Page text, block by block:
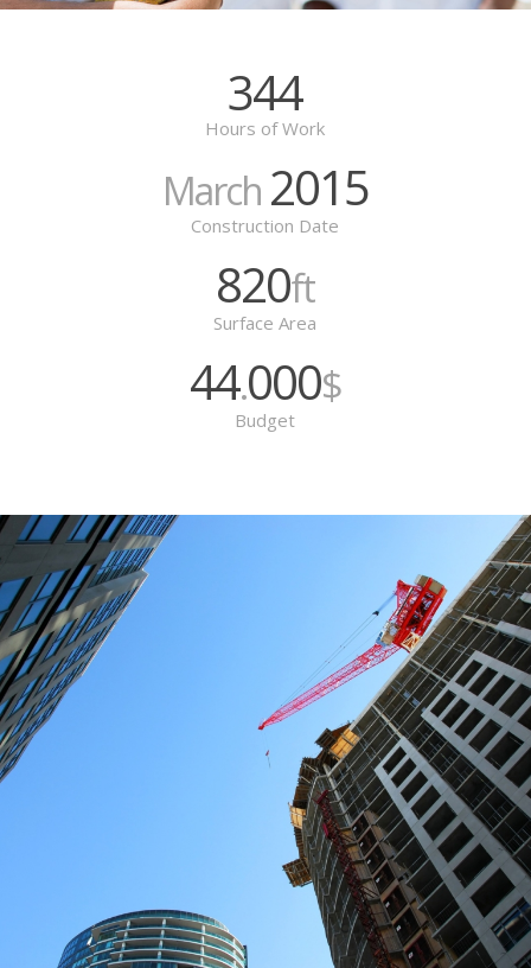
344
Hours of Work
March 2015
Construction Date
820ft
Surface Area
44.000$
Budget